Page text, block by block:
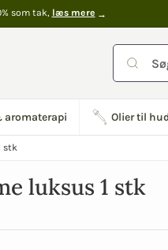
som tak, læs mere
aromaterapi Olier til
stk
luksus 1 stk